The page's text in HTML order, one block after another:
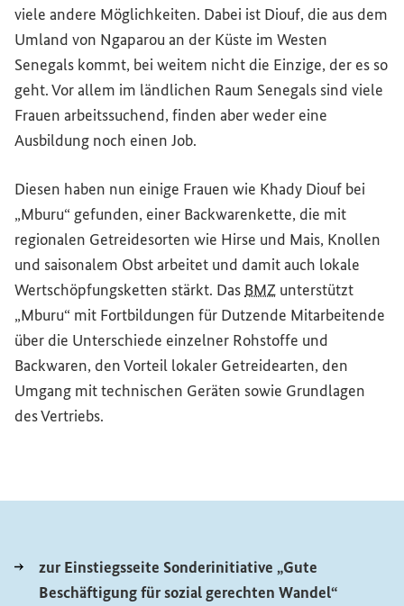
viele andere Möglichkeiten. Dabei ist Diouf, die aus dem
Umland von Ngaparou an der Küste im Westen
Senegals kommt, bei weitem nicht die Einzige, der es so
geht. Vor allem im ländlichen Raum Senegals sind viele
Frauen arbeitssuchend, finden aber weder eine
Ausbildung noch einen Job.
Diesen haben nun einige Frauen wie Khady Diouf bei
„Mburu“ gefunden, einer Backwarenkette, die mit
regionalen Getreidesorten wie Hirse und Mais, Knollen
und saisonalem Obst arbeitet und damit auch lokale
Wertschöpfungsketten stärkt. Das BMZ unterstützt
„Mburu“ mit Fortbildungen für Dutzende Mitarbeitende
über die Unterschiede einzelner Rohstoffe und
Backwaren, den Vorteil lokaler Getreidearten, den
Umgang mit technischen Geräten sowie Grundlagen
des Vertriebs.
zur Einstiegsseite Sonderinitiative „Gute
Beschäftigung für sozial gerechten Wandel“